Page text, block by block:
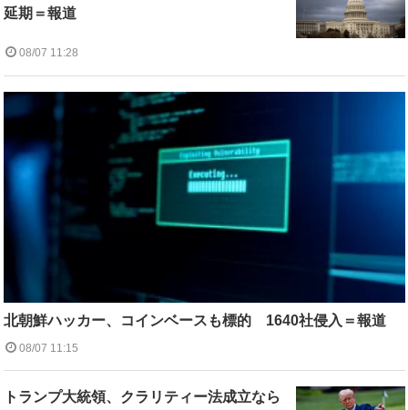
延期＝報道
08/07 11:28
北朝鮮ハッカー、コインベースも標的 1640社侵入＝報道
08/07 11:15
トランプ大統領、クラリティー法成立なら